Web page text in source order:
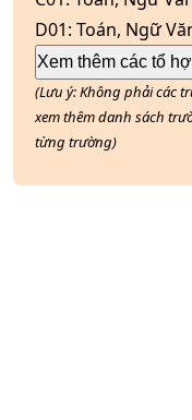
D01: Toán, Ngữ
Xem thêm các tổ
(Lưu ý: Không phải các
xem thêm danh sách
từng trường)